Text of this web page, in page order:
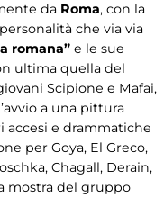
da Roma, con la
che via via
romana” e le sue
ultima quella del
Scipione e Mafai,
a una pittura
accesi e drammatiche
per Goya, El Greco,
Chagall, Derain,
mostra del gruppo